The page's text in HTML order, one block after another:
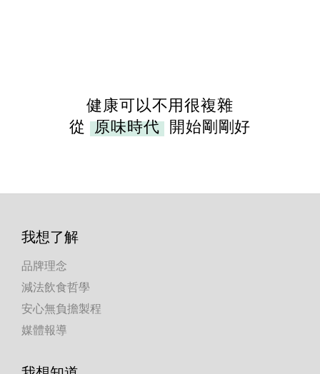
健康可以不用很複雜
從原味時代 開始剛剛好
我想了解
品牌理念
減法飲食哲學
安心無負擔製程
媒體報導